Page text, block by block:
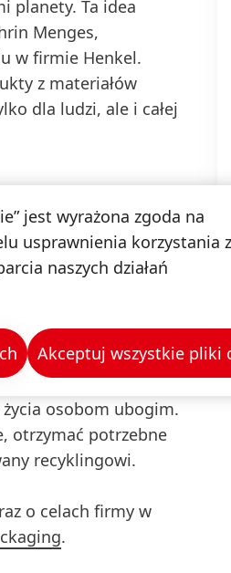
planety. Ta idea
Menges,
w firmie Henkel.
z materiałów
dla ludzi, ale i całej
tylko wtedy,
Dlatego też
i wspieraniem
Economy”
aby
zamkniętym. Henkel
rzecz ograniczenia
osobom ubogim.
otrzymać potrzebne
recyklingowi.
o celach firmy w
.
jest wyrażona zgoda na
usprawnienia korzystania z
naszych działań
Akceptuj wszystkie pliki